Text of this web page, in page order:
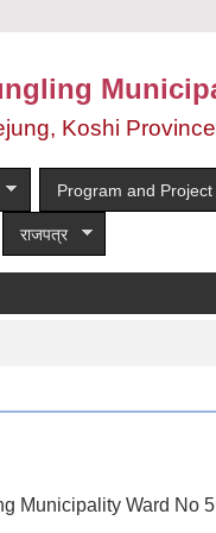
Koshi
Program and Project
राजपत्र
Municipality Ward No 5